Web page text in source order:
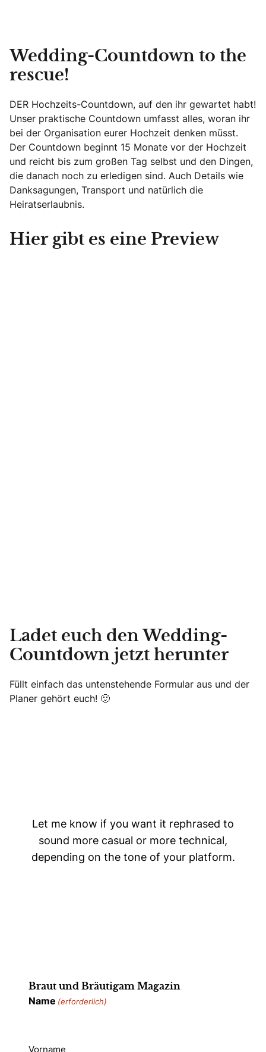
Wedding-Countdown to the
rescue!
DER Hochzeits-Countdown, auf den ihr gewartet habt!
Unser praktische Countdown umfasst alles, woran ihr
bei der Organisation eurer Hochzeit denken müsst.
Der Countdown beginnt 15 Monate vor der Hochzeit
und reicht bis zum großen Tag selbst und den Dingen,
die danach noch zu erledigen sind. Auch Details wie
Danksagungen, Transport und natürlich die
Heiratserlaubnis.
Hier gibt es eine Preview
Ladet euch den Wedding-
Countdown jetzt herunter
Füllt einfach das untenstehende Formular aus und der
Planer gehört euch! 🙂
Let me know if you want it rephrased to
sound more casual or more technical,
depending on the tone of your platform.
Braut und Bräutigam Magazin
Name (erforderlich)
Vorname